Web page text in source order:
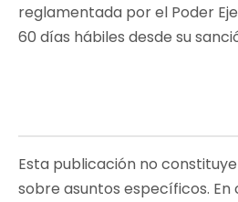
reglamentada por el Poder
60 días hábiles desde su
Esta publicación no
sobre asuntos específicos. En